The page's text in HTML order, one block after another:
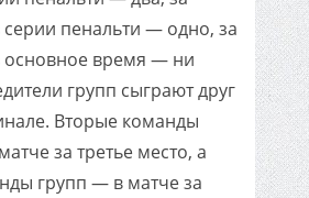
пенальти — одно, за
время — ни
групп сыграют друг
Вторые команды
за третье место, а
групп — в матче за